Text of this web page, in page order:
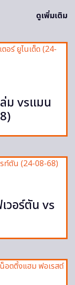
ดูเพิ่มเติม
ม vsแมน
วอร์ตัน vs